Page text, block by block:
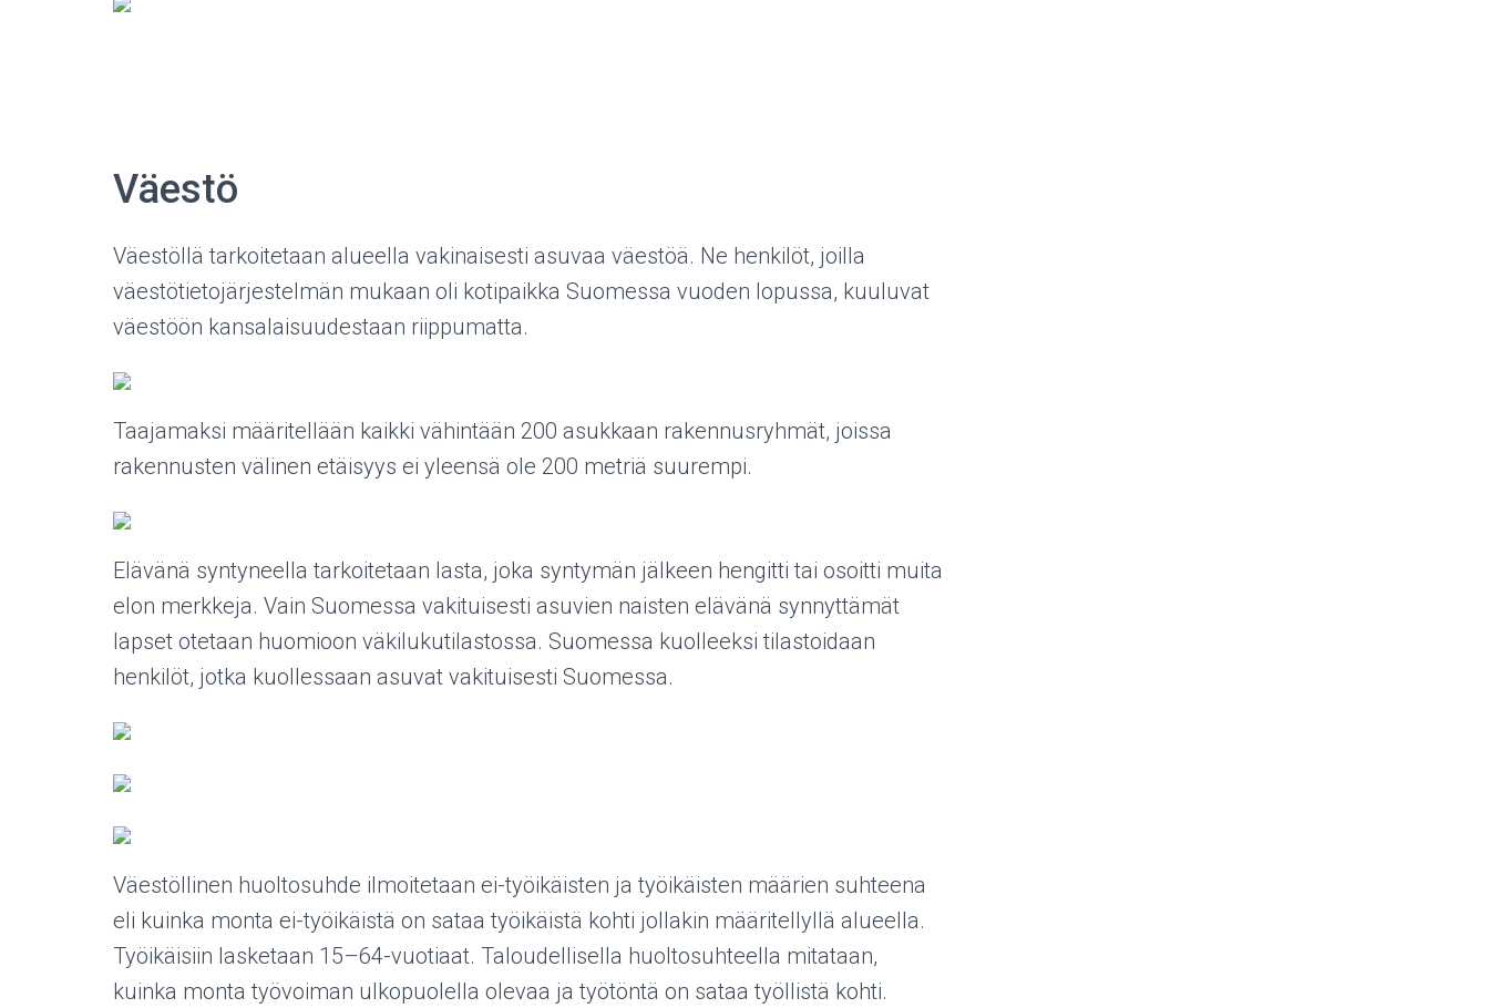
Väestö
Väestöllä tarkoitetaan alueella vakinaisesti asuvaa väestöä. Ne henkilöt, joilla
väestötietojärjestelmän mukaan oli kotipaikka Suomessa vuoden lopussa, kuuluvat
väestöön kansalaisuudestaan riippumatta.
Taajamaksi määritellään kaikki vähintään 200 asukkaan rakennusryhmät, joissa
rakennusten välinen etäisyys ei yleensä ole 200 metriä suurempi.
Elävänä syntyneella tarkoitetaan lasta, joka syntymän jälkeen hengitti tai osoitti muita
elon merkkeja. Vain Suomessa vakituisesti asuvien naisten elävänä synnyttämät
lapset otetaan huomioon väkilukutilastossa. Suomessa kuolleeksi tilastoidaan
henkilöt, jotka kuollessaan asuvat vakituisesti Suomessa.
Väestöllinen huoltosuhde ilmoitetaan ei-työikäisten ja työikäisten määrien suhteena
eli kuinka monta ei-työikäistä on sataa työikäistä kohti jollakin määritellyllä alueella.
Työikäisiin lasketaan 15–64-vuotiaat. Taloudellisella huoltosuhteella mitataan,
kuinka monta työvoiman ulkopuolella olevaa ja työtöntä on sataa työllistä kohti.